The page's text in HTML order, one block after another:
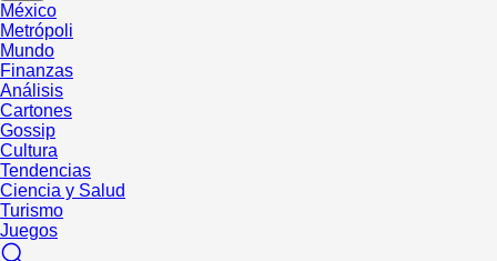
México
Metrópoli
Mundo
Finanzas
Análisis
Cartones
Gossip
Cultura
Tendencias
Ciencia y Salud
Turismo
Juegos